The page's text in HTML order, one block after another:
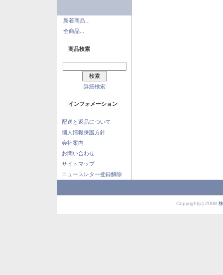
新着商品...
全商品...
商品検索
詳細検索
インフォメーション
配送と返品について
個人情報保護方針
会社案内
お問い合わせ
サイトマップ
ニュースレター登録解除
Copyright(c) 2008